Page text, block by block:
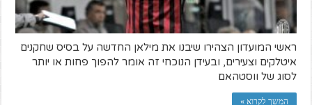
ראשי המועדון הצהירו שיבנו את מילאן החדשה על בסיס שחקנים
איטלקים וצעירים, ובעידן הנוכחי זה אומר להפוך פחות או יותר
לסוג של ווסטהאם
המשך לקרוא »